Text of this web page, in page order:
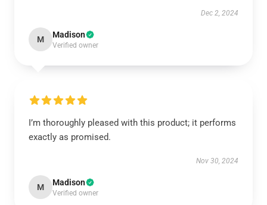
Dec 2, 2024
M Madison
Verified owner
I’m thoroughly pleased with this product; it performs
exactly as promised.
Nov 30, 2024
M Madison
Verified owner